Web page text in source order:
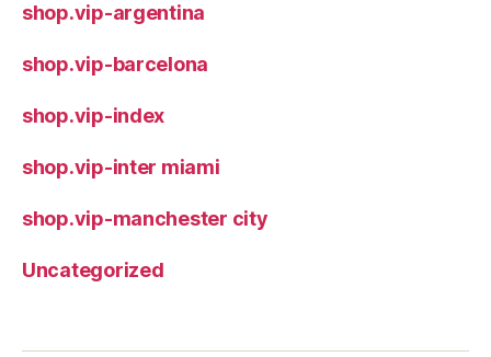
shop.vip-argentina
shop.vip-barcelona
shop.vip-index
shop.vip-inter miami
shop.vip-manchester city
Uncategorized